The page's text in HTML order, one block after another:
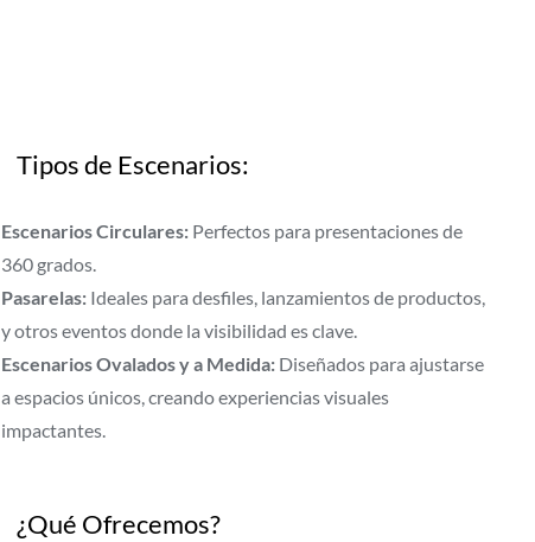
Tipos de Escenarios:
Escenarios Circulares:Perfectos para presentaciones de
360 grados.
Pasarelas:Ideales para desfiles, lanzamientos de productos,
y otros eventos donde la visibilidad es clave.
Escenarios Ovalados y a Medida:Diseñados para ajustarse
a espacios únicos, creando experiencias visuales
impactantes.
¿Qué Ofrecemos?